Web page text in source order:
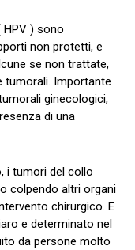
HPV ) sono
non protetti, e
se non trattate,
Importante
ginecologici,
di una
i tumori del collo
colpendo altri organi
chirurgico. E
e determinato nel
da persone molto